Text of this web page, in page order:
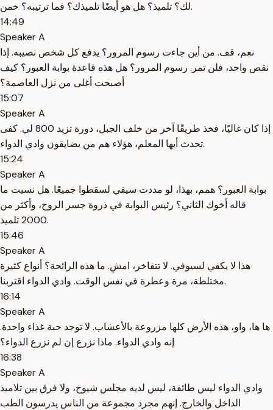
لك؟ تلميذ؟ هل هو أيضًا تلميذك؟ فما ترتيبه؟ خمن.
14:49
Speaker A
نعم، قف. من أين جاءت رسوم المرور؟ يدفع كل شخص نصيبه. إذا
نقص واحد، فلن تمر. رسوم المرور؟ هل هذه قاعدة بوابة العبور؟ كيف
أصبحت أغلى من نزل العاصمة؟
15:07
Speaker A
إذا كان غاليًا، فخذ طريقًا آخر من خلف الجبل، دورة تزيد 800 لي. كفى
تحدث أيها المعلم، هؤلاء هم من يضايقون وادي الدواء.
15:24
Speaker A
بوابة العبور؟ همم، بهذا، لو مددت سيفي لسقطوا جميعًا. هل نسيت ما
قاله أخوك الثاني؟ رئيس البوابة في ذروة جسر الروح، وأكثر من
2000 تلميذ.
15:46
Speaker A
هذا لا يكفي لسيوفي. لا تتفاخر، امشِ. ما هذه الرائحة؟ أنواع كثيرة
مختلطة، مرة وعطرة في نفس الوقت. وادي الدواء اقتربنا.
16:14
Speaker A
ها ها، واو، هذه الأرض كلها مزروعة بالأعشاب. لا توجد حبة غذاء واحدة.
إنه وادي الدواء. ماذا نزرع إن لم نزرع الدواء؟
16:38
Speaker A
وادي الدواء ليس طائفة، ليس لديه مجلس شيوخ، ولا فرق بين تلاميذ
الداخل والخارج. إنهم مجرد مجموعة من الناس يدرسون الطب